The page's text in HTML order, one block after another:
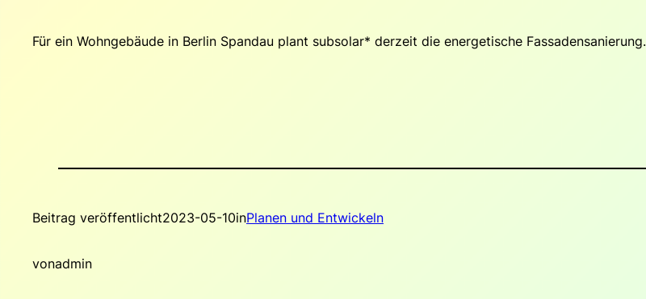
Für ein Wohngebäude in Berlin Spandau plant subsolar* derzeit die energetische Fassadensanierung.
Beitrag veröffentlicht2023-05-10inPlanen und Entwickeln
vonadmin